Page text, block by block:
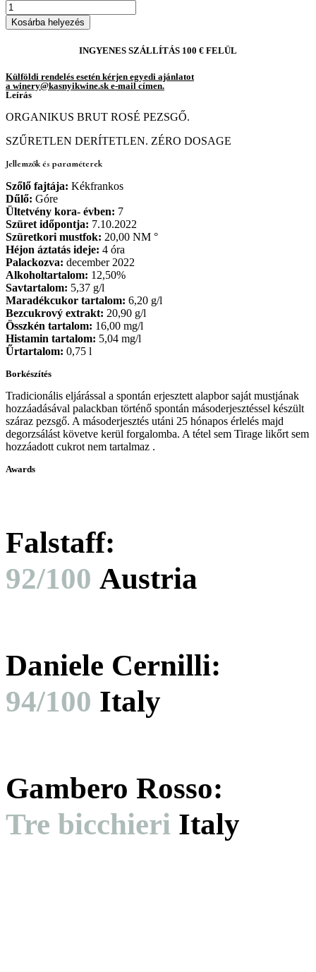
Kékfrankos
rosé
Zero
quantity
Kosárba helyezés
INGYENES SZÁLLÍTÁS 100 € FELÜL
Külföldi rendelés esetén kérjen egyedi ajánlatot
a winery@kasnyikwine.sk e-mail címen.
Leírás
ORGANIKUS BRUT ROSÉ PEZSGŐ.
SZŰRETLEN DERÍTETLEN. ZÉRO DOSAGE
Jellemzők és paraméterek
Szőlő fajtája: Kékfrankos
Dűlő: Góre
Ültetvény kora- évben: 7
Szüret időpontja: 7.10.2022
Szüretkori mustfok: 20,00 NM °
Héjon áztatás ideje: 4 óra
Palackozva: december 2022
Alkoholtartalom: 12,50%
Savtartalom: 5,37 g/l
Maradékcukor tartalom: 6,20 g/l
Bezcukrový extrakt: 20,90 g/l
Összkén tartalom: 16,00 mg/l
Histamin tartalom: 5,04 mg/l
Űrtartalom: 0,75 l
Borkészítés
Tradicionális eljárással a spontán erjesztett alapbor saját mustjának
hozzáadásával palackban történő spontán másoderjesztéssel készült
száraz pezsgő. A másoderjesztés utáni 25 hónapos érlelés majd
degorzsálást követve kerül forgalomba. A tétel sem Tirage likőrt sem
hozzáadott cukrot nem tartalmaz .
Awards
Falstaff​:
92/100 Austria
Daniele Cernilli:
94/100 Italy
Gambero Rosso​:
Tre bicchieri Italy